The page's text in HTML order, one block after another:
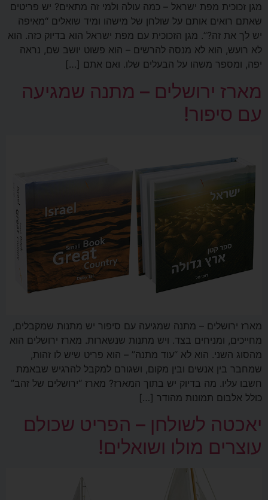
מגן זכוכית מפת ישראל – כמה עולה ולמי זה מתאים? יש פריטים
שאתם רואים אותם על שולחן של מישהו ומיד שואלים “מאיפה
יש לך את זה?”. מגן הזכוכית עם מפת ישראל הוא בדיוק כזה. הוא
לא רועש, הוא לא מנסה להרשים – הוא פשוט יושב שם, נראה
יפה, ומספר משהו על הבעלים שלו. ואם אתם […]
מארז ירושלים – מתנה שמגיעה
עם סיפור!
מארז ירושלים – מתנה שמגיעה עם סיפור יש מתנות שמקבלים,
מחייכים, ומניחים בצד. ויש מתנות שנשארות. מארז ירושלים הוא
מהסוג השני. הוא לא “עוד מתנה” – הוא פריט שיש לו זהות,
שמחבר בין אנשים ובין מקום, ושגורם למקבל להרגיש שבאמת
חשבו עליו. מה בדיוק יש בתוך המארז? מארז “ירושלים של זהב”
כולל אלבום תמונות מהודר […]
יאכטה לשולחן – הפריט שכולם
עוצרים מולו ושואלים!